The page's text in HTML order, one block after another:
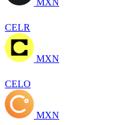
CELR
MXN
CELO
MXN